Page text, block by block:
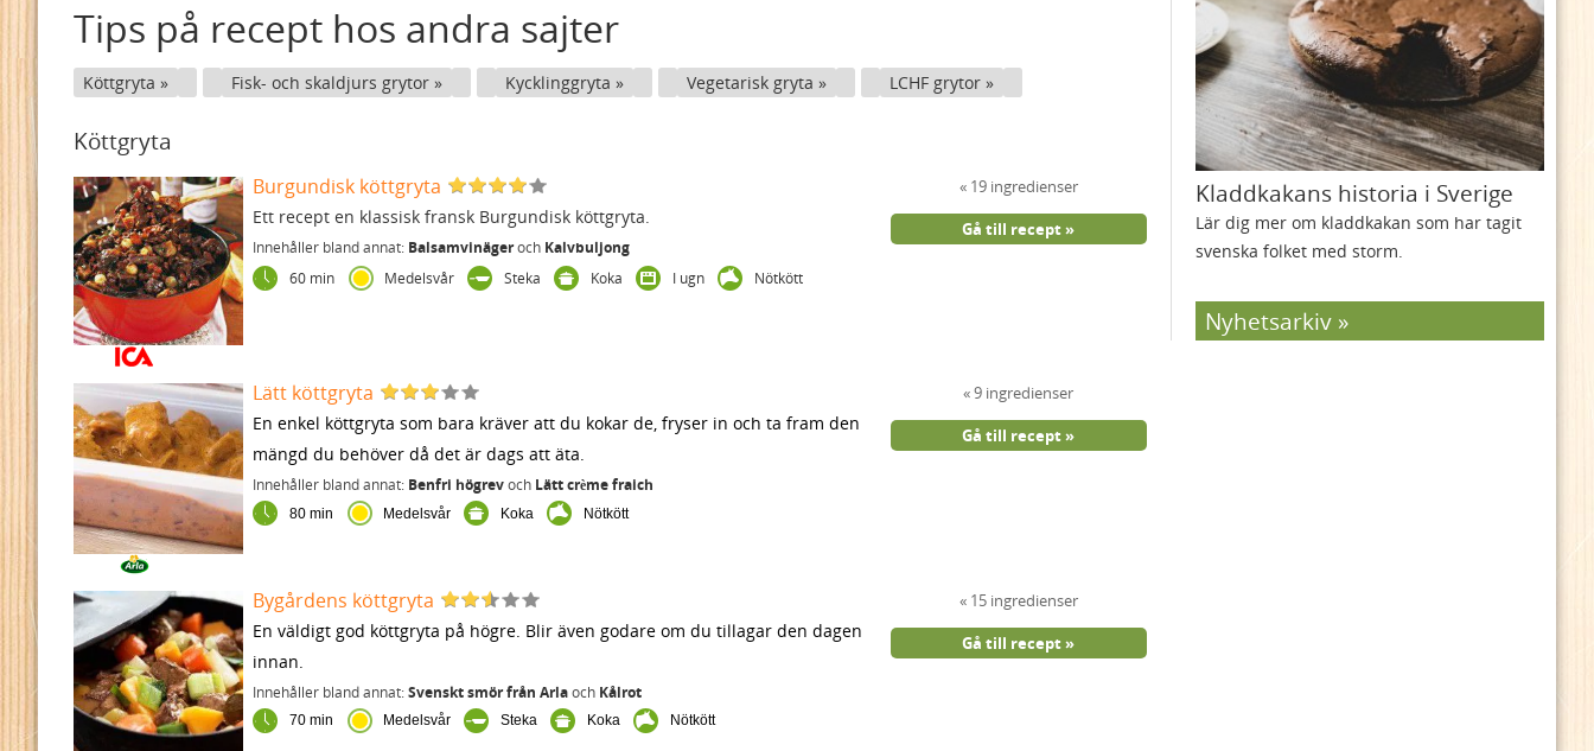
Tips på recept hos andra sajter
Köttgryta Fisk- och skaldjurs grytor Kycklinggryta Vegetarisk gryta LCHF grytor
Köttgryta
Burgundisk köttgryta
Ett recept en klassisk fransk Burgundisk köttgryta.
Innehåller bland annat: Balsamvinägeroch Kalvbuljong
60 min
Medelsvår Steka Koka I ugn Nötkött
19 ingredienser
Gå till recept
Lätt köttgryta
En enkel köttgryta som bara kräver att du kokar de, fryser in och ta fram den
mängd du behöver då det är dags att äta.
Innehåller bland annat: Benfri högrevoch Lätt crème fraich
80 min Medelsvår Koka Nötkött
9 ingredienser
Gå till recept
Bygårdens köttgryta
En väldigt god köttgryta på högre. Blir även godare om du tillagar den dagen
innan.
Innehåller bland annat:Svenskt smör från Arlaoch Kålrot
70 min Medelsvår Steka Koka Nötkött
15 ingredienser
Gå till recept
Kladdkakans historia i Sverige
Lär dig mer om kladdkakan som har tagit
svenska folket med storm.
Nyhetsarkiv